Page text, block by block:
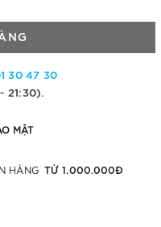
30 47 30
21:30).
MẬT
HÀNG TỪ 1.000.000Đ